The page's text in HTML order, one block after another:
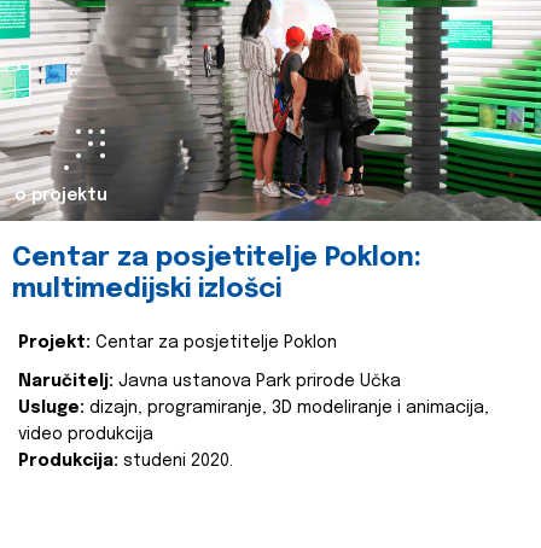
o projektu
Centar za posjetitelje Poklon:
multimedijski izlošci
Projekt: Centar za posjetitelje Poklon
Naručitelj: Javna ustanova Park prirode Učka
Usluge: dizajn, programiranje, 3D modeliranje i animacija,
video produkcija
Produkcija: studeni 2020.